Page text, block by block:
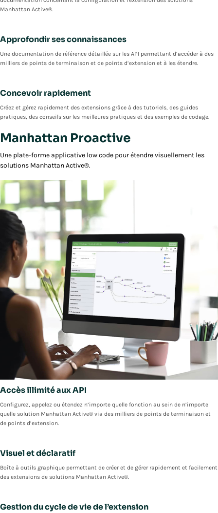
Manhattan Active®.
Approfondir ses connaissances
Une documentation de référence détaillée sur les API permettant d’accéder à des
milliers de points de terminaison et de points d’extension et à les étendre.
Concevoir rapidement
Créez et gérez rapidement des extensions grâce à des tutoriels, des guides
pratiques, des conseils sur les meilleures pratiques et des exemples de codage.
Manhattan Proactive
Une plate-forme applicative low code pour étendre visuellement les
solutions Manhattan Active®.
Accès illimité aux API
Configurez, appelez ou étendez n’importe quelle fonction au sein de n’importe
quelle solution Manhattan Active® via des milliers de points de terminaison et
de points d’extension.
Visuel et déclaratif
Boîte à outils graphique permettant de créer et de gérer rapidement et facilement
des extensions de solutions Manhattan Active®.
Gestion du cycle de vie de l’extension